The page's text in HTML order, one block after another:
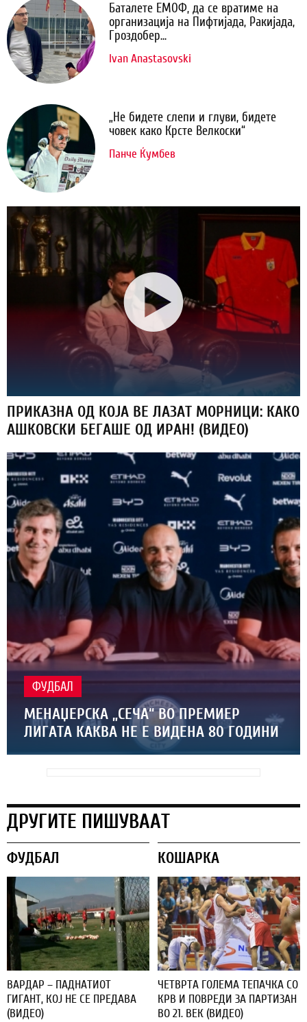
Баталете ЕМОФ, да се вратиме на
организација на Пифтијада, Ракијада,
Гроздобер...
Ivan Anastasovski
„Не бидете слепи и глуви, бидете
човек како Крсте Велкоски“
Панче Ќумбев
ПРИКАЗНА ОД КОЈА ВЕ ЛАЗАТ МОРНИЦИ: КАКО
АШКОВСКИ БЕГАШЕ ОД ИРАН! (ВИДЕО)
ФУДБАЛ
МЕНАЏЕРСКА „СЕЧА“ ВО ПРЕМИЕР
ЛИГАТА КАКВА НЕ Е ВИДЕНА 80 ГОДИНИ
ДРУГИТЕ ПИШУВААТ
ФУДБАЛ
ВАРДАР – ПАДНАТИОТ
ГИГАНТ, КОЈ НЕ СЕ ПРЕДАВА
(ВИДЕО)
КОШАРКА
ЧЕТВРТА ГОЛЕМА ТЕПАЧКА СО
КРВ И ПОВРЕДИ ЗА ПАРТИЗАН
ВО 21. ВЕК (ВИДЕО)